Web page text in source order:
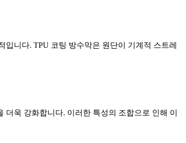
니다. TPU 코팅 방수막은 원단이 기계적 스트레
욱 강화합니다. 이러한 특성의 조합으로 인해 이